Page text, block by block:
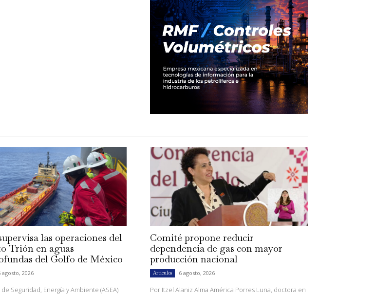
las operaciones del
Trión en aguas
del Golfo de México
agosto, 2026
Seguridad, Energía y Ambiente (ASEA)
Comité propone reducir
dependencia de gas con mayor
producción nacional
Artículos 6 agosto, 2026
Por Itzel Alaniz Alma América Porres Luna, doctora en